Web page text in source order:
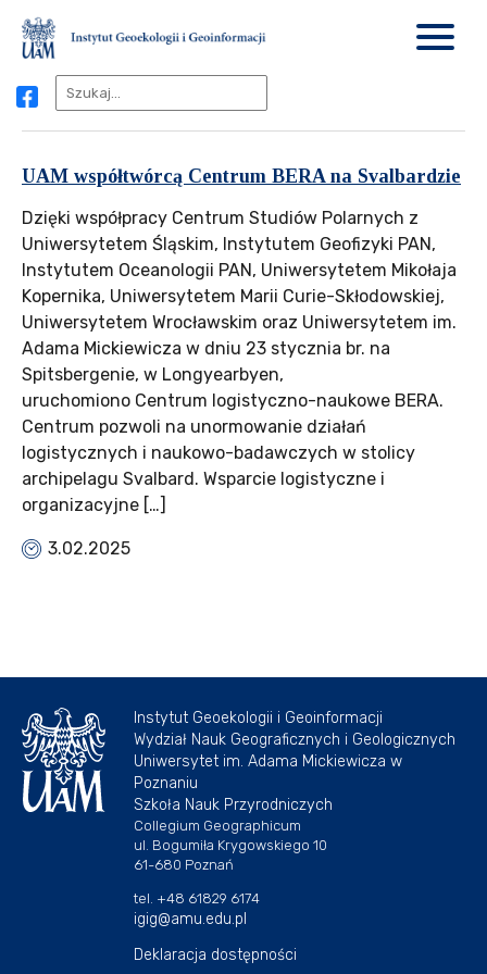
UAM współtwórcą Centrum BERA na Svalbardzie
Dzięki współpracy Centrum Studiów Polarnych z
Uniwersytetem Śląskim, Instytutem Geofizyki PAN,
Instytutem Oceanologii PAN, Uniwersytetem Mikołaja
Kopernika, Uniwersytetem Marii Curie-Skłodowskiej,
Uniwersytetem Wrocławskim oraz Uniwersytetem im.
Adama Mickiewicza w dniu 23 stycznia br. na
Spitsbergenie, w Longyearbyen,
uruchomiono Centrum logistyczno-naukowe BERA.
Centrum pozwoli na unormowanie działań
logistycznych i naukowo-badawczych w stolicy
archipelagu Svalbard. Wsparcie logistyczne i
organizacyjne […]
3.02.2025
Instytut Geoekologii i Geoinformacji
Wydział Nauk Geograficznych i Geologicznych
Uniwersytet im. Adama Mickiewicza w
Poznaniu
Szkoła Nauk Przyrodniczych
Collegium Geographicum
ul. Bogumiła Krygowskiego 10
61-680 Poznań
tel. +48 61829 6174
igig@amu.edu.pl
Deklaracja dostępności